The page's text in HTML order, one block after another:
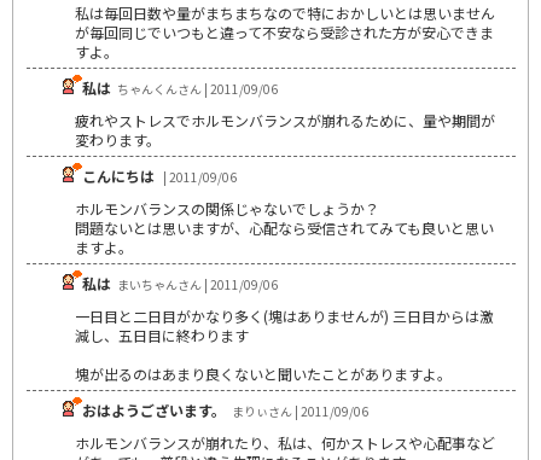
私は毎回日数や量がまちまちなので特におかしいとは思いません
が毎回同じでいつもと違って不安なら受診された方が安心できま
すよ。
私は ちゃんくんさん | 2011/09/06
疲れやストレスでホルモンバランスが崩れるために、量や期間が
変わります。
こんにちは | 2011/09/06
ホルモンバランスの関係じゃないでしょうか？
問題ないとは思いますが、心配なら受信されてみても良いと思い
ますよ。
私は まいちゃんさん | 2011/09/06
一日目と二日目がかなり多く(塊はありませんが) 三日目からは激
減し、五日目に終わります
塊が出るのはあまり良くないと聞いたことがありますよ。
おはようございます。
まりぃさん | 2011/09/06
ホルモンバランスが崩れたり、私は、何かストレスや心配事など